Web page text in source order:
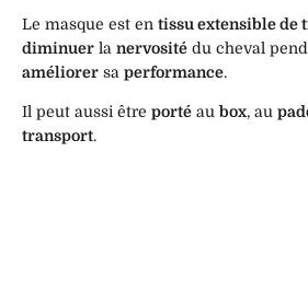
Le masque est en tissu extensible de
diminuer la nervosité du cheval
améliorer sa performance.
Il peut aussi être porté au box, au
transport.